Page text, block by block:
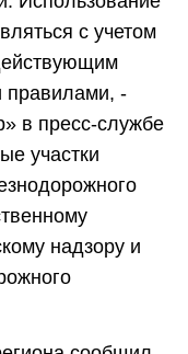
с учетом
правилами, -
в пресс-службе
участки
надзору и